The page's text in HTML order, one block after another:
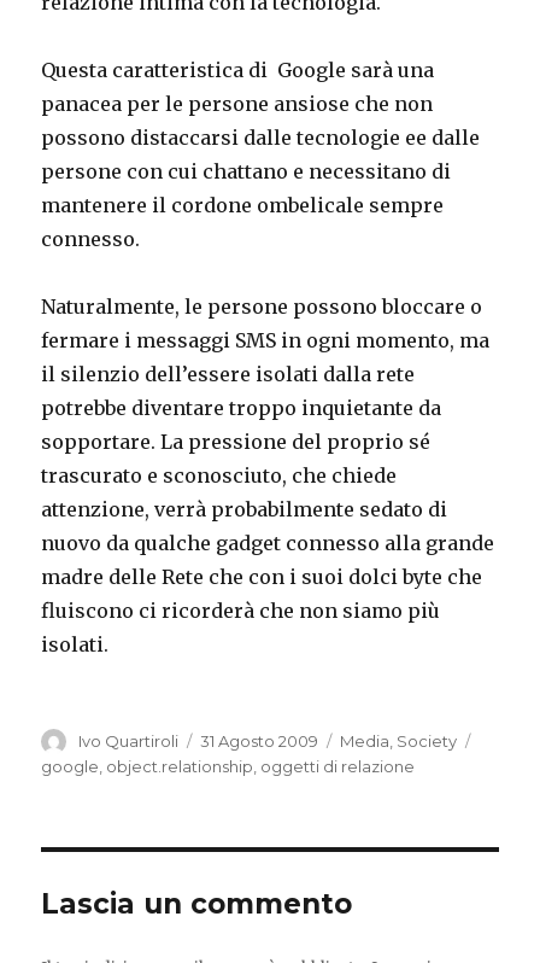
Questa caratteristica di Google sarà una
panacea per le persone ansiose che non
possono distaccarsi dalle tecnologie ee dalle
persone con cui chattano e necessitano di
mantenere il cordone ombelicale sempre
connesso.
Naturalmente, le persone possono bloccare o
fermare i messaggi SMS in ogni momento, ma
il silenzio dell’essere isolati dalla rete
potrebbe diventare troppo inquietante da
sopportare. La pressione del proprio sé
trascurato e sconosciuto, che chiede
attenzione, verrà probabilmente sedato di
nuovo da qualche gadget connesso alla grande
madre delle Rete che con i suoi dolci byte che
fluiscono ci ricorderà che non siamo più
isolati.
Autore
Ivo Quartiroli
Pubblicato
il
31 Agosto 2009 Categorie
Media Society
google object.relationship oggetti di relazione
Lascia un commento